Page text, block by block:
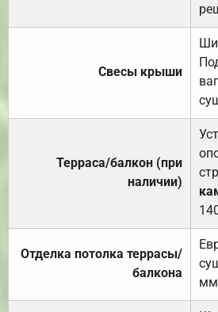
Свесы крыши
Терраса/балкон (при
наличии)
Отделка потолка террасы/
балкона